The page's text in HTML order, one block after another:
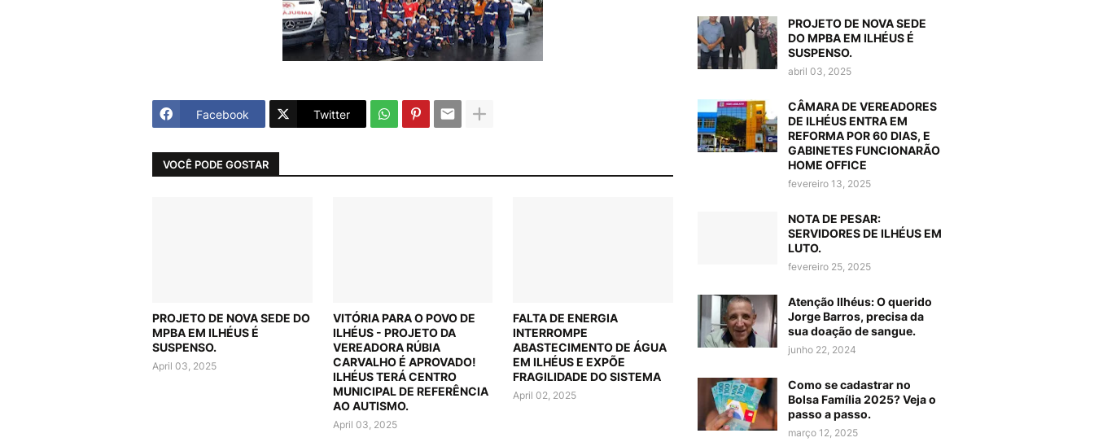
Facebook Twitter
VOCÊ PODE GOSTAR
PROJETO DE NOVA SEDE DO
MPBA EM ILHÉUS É
SUSPENSO.
April 03, 2025
VITÓRIA PARA O POVO DE
ILHÉUS - PROJETO DA
VEREADORA RÚBIA
CARVALHO É APROVADO!
ILHÉUS TERÁ CENTRO
MUNICIPAL DE REFERÊNCIA
AO AUTISMO.
April 03, 2025
FALTA DE ENERGIA
INTERROMPE
ABASTECIMENTO DE ÁGUA
EM ILHÉUS E EXPÕE
FRAGILIDADE DO SISTEMA
April 02, 2025
PROJETO DE NOVA SEDE
DO MPBA EM ILHÉUS É
SUSPENSO.
abril 03, 2025
CÂMARA DE VEREADORES
DE ILHÉUS ENTRA EM
REFORMA POR 60 DIAS, E
GABINETES FUNCIONARÃO
HOME OFFICE
fevereiro 13, 2025
NOTA DE PESAR:
SERVIDORES DE ILHÉUS EM
LUTO.
fevereiro 25, 2025
Atenção Ilhéus: O querido
Jorge Barros, precisa da
sua doação de sangue.
junho 22, 2024
Como se cadastrar no
Bolsa Família 2025? Veja o
passo a passo.
março 12, 2025